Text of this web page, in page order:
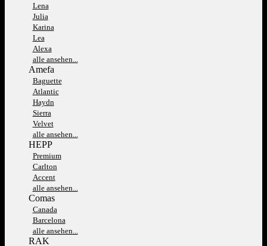
Lena
Julia
Karina
Lea
Alexa
alle ansehen...
Amefa
Baguette
Atlantic
Haydn
Sierra
Velvet
alle ansehen...
HEPP
Premium
Carlton
Accent
alle ansehen...
Comas
Canada
Barcelona
alle ansehen...
RAK